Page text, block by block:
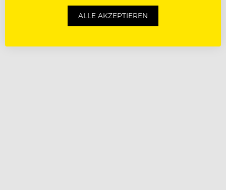
ALLE AKZEPTIEREN